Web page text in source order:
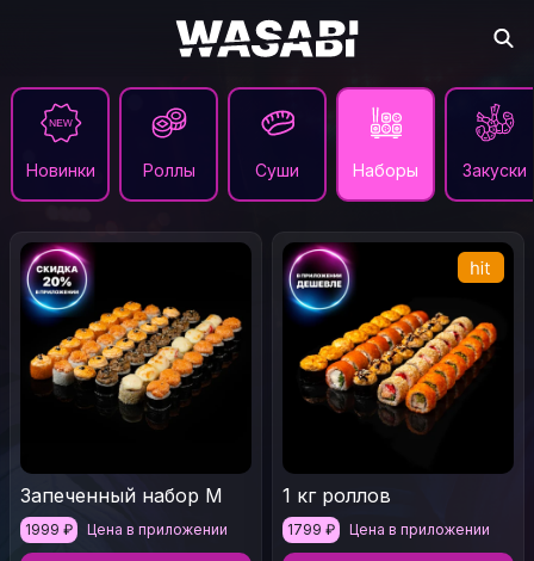
Новинки Роллы Суши Наборы Закуски
Запеченный набор М
1999 ₽ Цена в приложении
1 кг роллов
1799 ₽ Цена в приложении